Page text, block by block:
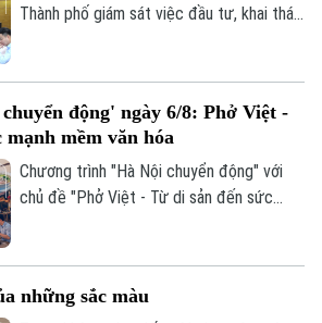
phường.
Thành phố giám sát việc đầu tư, khai thác
động' ngày 6/8: Phở Việt -
mềm văn hóa
Chương trình "Hà Nội chuyển động" với
chủ đề "Phở Việt - Từ di sản đến sức
hôm nay, ngày 6/8.
những sắc màu